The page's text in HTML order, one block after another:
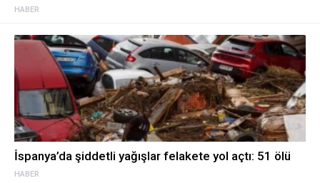
HABER
HABER
İspanya’da şiddetli yağışlar felakete yol açtı: 51 ölü